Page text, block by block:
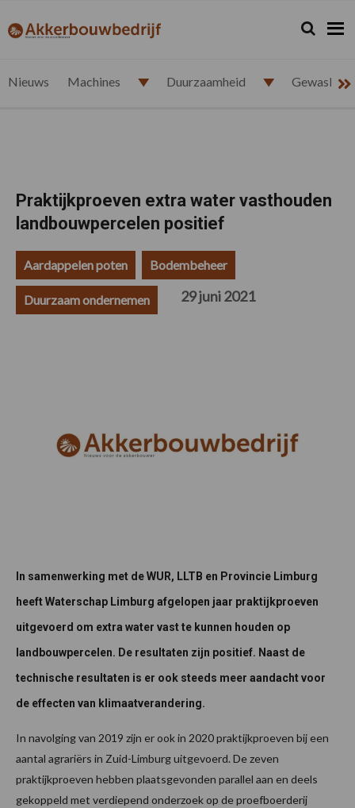
de
de
de
de
akkerbouwbedrijf.nl Zoeken...
Zoek
Nieuws Machines Duurzaamheid
Praktijkproeven extra water vasthouden
landbouwpercelen positief
Aardappelen poten Bodembeheer
Duurzaam ondernemen 29 juni 2021
In samenwerking met de WUR, LLTB en Provincie Limburg
heeft Waterschap Limburg afgelopen jaar praktijkproeven
uitgevoerd om extra water vast te kunnen houden op
landbouwpercelen. De resultaten zijn positief. Naast de
technische resultaten is er ook steeds meer aandacht voor
de effecten van klimaatverandering.
In navolging van 2019 zijn er ook in 2020 praktijkproeven bij een
aantal agrariërs in Zuid-Limburg uitgevoerd. De zeven
praktijkproeven hebben plaatsgevonden parallel aan en deels
gekoppeld met verdiepend onderzoek op de proefboerderij